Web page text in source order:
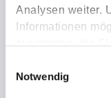
Analysen weiter.
Informationen
zusammen, die
gesammelt haben.
Notwendig